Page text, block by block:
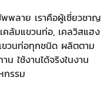
พลาย เราคือผู้เชี่ยวชาญ
คล้มแขวนท่อ, เคลวิสแฮง
ขวนท่อทุกชนิด ผลิตตาม
ใช้งานได้จริงในงาน
กรรม